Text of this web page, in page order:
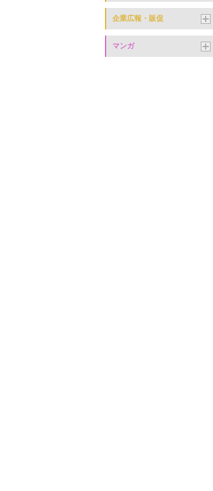
企業広報・販促
マンガ